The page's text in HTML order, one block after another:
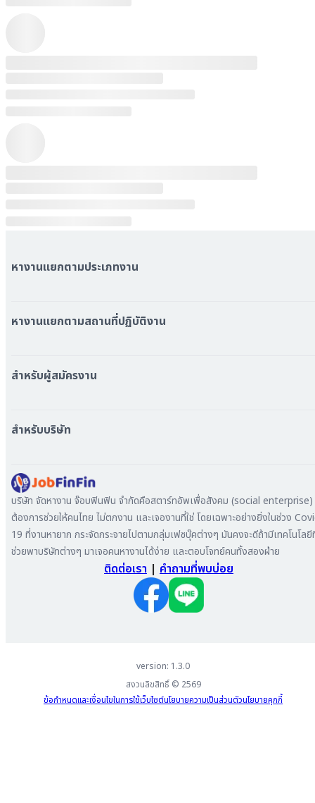
หางานแยกตามประเภทงาน
หมวดหมู่บริษัททั้งหมด
หางานแยกตามสถานที่ปฏิบัติงาน
หางาน กรุงเทพมหานคร
หางาน เชียงใหม่
หางาน สมุทรสาคร
หางาน ระยอง
หางาน สมุทรสาหางาน ภูเก็ต
หางาน พระนครศรีอยุธยา
สำหรับผู้สมัครงาน
เข้าสู่ระบบ
สำหรับบริษัท
ลงประกาศรับสมัครงาน
ค้นหาผู้สมัครงาน
ลงโฆษณา
บริษัท จัดหางาน จ๊อบฟินฟิน จำกัดคือสตาร์ทอัพเพื่อสังคม (social
ต้องการช่วยให้คนไทย ไม่ตกงาน และเจองานที่ใช่ โดยเฉพาะอย่างยิ่งในช่วง
19 ที่งานหายาก กระจัดกระจายไปตามกลุ่มเฟซบุ๊คต่างๆ มันคงจะดีถ้ามีเทคโนโล
ช่วยพาบริษัทต่างๆ มาเจอคนหางานได้ง่าย และตอบโจทย์คนทั้งสองฝ่าย
ติดต่อเรา | คำถามที่พบบ่อย
version: 1.3.0
สงวนลิขสิทธิ์ © 2569
ข้อกำหนดและเงื่อนไขในการใช้เว็บไซต์นโยบายความเป็นส่วนตัวนโยบายคุกกี้